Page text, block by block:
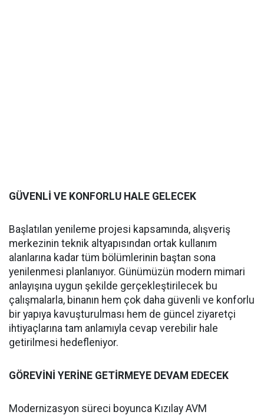
GÜVENLİ VE KONFORLU HALE GELECEK
Başlatılan yenileme projesi kapsamında, alışveriş
merkezinin teknik altyapısından ortak kullanım
alanlarına kadar tüm bölümlerinin baştan sona
yenilenmesi planlanıyor. Günümüzün modern mimari
anlayışına uygun şekilde gerçekleştirilecek bu
çalışmalarla, binanın hem çok daha güvenli ve konforlu
bir yapıya kavuşturulması hem de güncel ziyaretçi
ihtiyaçlarına tam anlamıyla cevap verebilir hale
getirilmesi hedefleniyor.
GÖREVİNİ YERİNE GETİRMEYE DEVAM EDECEK
Modernizasyon süreci boyunca Kızılay AVM